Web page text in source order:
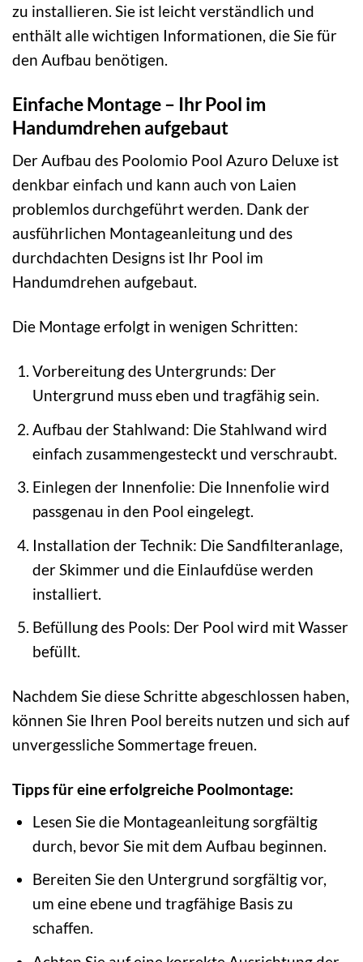
zu installieren. Sie ist leicht verständlich und
enthält alle wichtigen Informationen, die Sie für
den Aufbau benötigen.
Einfache Montage – Ihr Pool im
Handumdrehen aufgebaut
Der Aufbau des Poolomio Pool Azuro Deluxe ist
denkbar einfach und kann auch von Laien
problemlos durchgeführt werden. Dank der
ausführlichen Montageanleitung und des
durchdachten Designs ist Ihr Pool im
Handumdrehen aufgebaut.
Die Montage erfolgt in wenigen Schritten:
Vorbereitung des Untergrunds: Der
Untergrund muss eben und tragfähig sein.
Aufbau der Stahlwand: Die Stahlwand wird
einfach zusammengesteckt und verschraubt.
Einlegen der Innenfolie: Die Innenfolie wird
passgenau in den Pool eingelegt.
Installation der Technik: Die Sandfilteranlage,
der Skimmer und die Einlaufdüse werden
installiert.
Befüllung des Pools: Der Pool wird mit Wasser
befüllt.
Nachdem Sie diese Schritte abgeschlossen haben,
können Sie Ihren Pool bereits nutzen und sich auf
unvergessliche Sommertage freuen.
Tipps für eine erfolgreiche Poolmontage:
Lesen Sie die Montageanleitung sorgfältig
durch, bevor Sie mit dem Aufbau beginnen.
Bereiten Sie den Untergrund sorgfältig vor,
um eine ebene und tragfähige Basis zu
schaffen.